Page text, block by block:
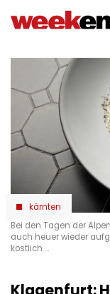
zum
kärnten
Bei den Tagen der
auch heuer wieder
köstlich …